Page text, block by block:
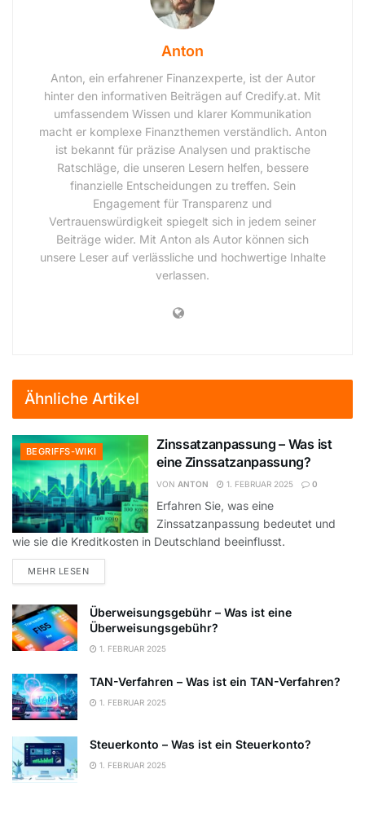
Anton
Anton, ein erfahrener Finanzexperte, ist der Autor
hinter den informativen Beiträgen auf Credify.at. Mit
umfassendem Wissen und klarer Kommunikation
macht er komplexe Finanzthemen verständlich. Anton
ist bekannt für präzise Analysen und praktische
Ratschläge, die unseren Lesern helfen, bessere
finanzielle Entscheidungen zu treffen. Sein
Engagement für Transparenz und
Vertrauenswürdigkeit spiegelt sich in jedem seiner
Beiträge wider. Mit Anton als Autor können sich
unsere Leser auf verlässliche und hochwertige Inhalte
verlassen.
Ähnliche Artikel
BEGRIFFS-WIKI
Zinssatzanpassung – Was ist
eine Zinssatzanpassung?
VON ANTON 1. FEBRUAR 2025 0
Erfahren Sie, was eine
Zinssatzanpassung bedeutet und
wie sie die Kreditkosten in Deutschland beeinflusst.
MEHR LESENDETAILS
Überweisungsgebühr – Was ist eine
Überweisungsgebühr?
1. FEBRUAR 2025
TAN-Verfahren – Was ist ein TAN-Verfahren?
1. FEBRUAR 2025
Steuerkonto – Was ist ein Steuerkonto?
1. FEBRUAR 2025